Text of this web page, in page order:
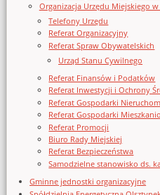
Organizacja Urzędu Miejskiego
Telefony Urzędu
Referat Organizacyjny
Referat Spraw Obywatelskich
Urząd Stanu Cywilnego
Referat Finansów i Podatków
Referat Inwestycji i Ochrony
Referat Gospodarki
Referat Gospodarki
Referat Promocji
Biuro Rady Miejskiej
Referat Bezpieczeństwa
Samodzielne stanowisko ds.
Gminne jednostki organizacyjne